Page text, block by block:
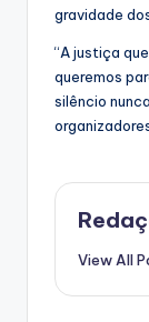
gravidade
“A justiça
queremos
silêncio
View All